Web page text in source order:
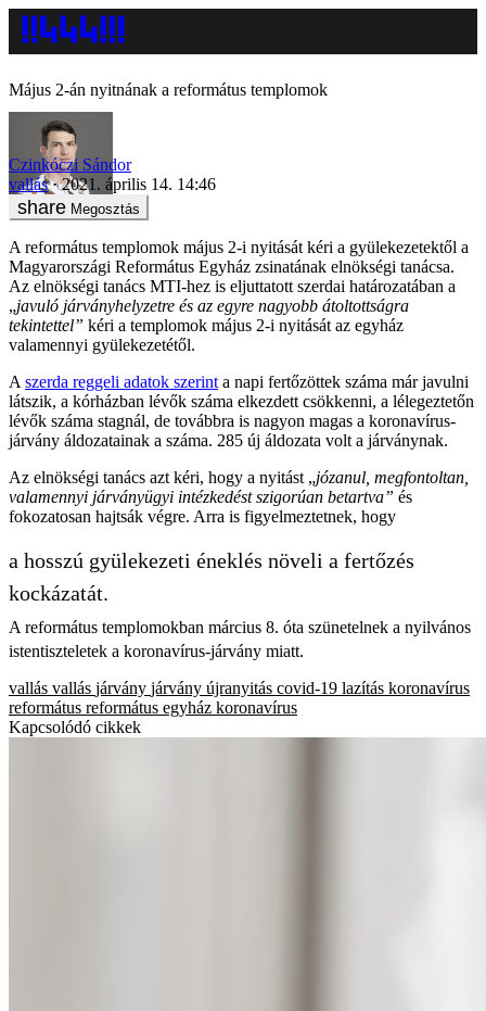
Május 2-án nyitnának a református templomok
Czinkóczi Sándor
vallás
2021. április 14. 14:46
Megosztás
A református templomok május 2-i nyitását kéri a gyülekezetektől a
Magyarországi Református Egyház zsinatának elnökségi tanácsa.
Az elnökségi tanács MTI-hez is eljuttatott szerdai határozatában a
„javuló járványhelyzetre és az egyre nagyobb átoltottságra
tekintettel” kéri a templomok május 2-i nyitását az egyház
valamennyi gyülekezetétől.
A szerda reggeli adatok szerint a napi fertőzöttek száma már javulni
látszik, a kórházban lévők száma elkezdett csökkenni, a lélegeztetőn
lévők száma stagnál, de továbbra is nagyon magas a koronavírus-
járvány áldozatainak a száma. 285 új áldozata volt a járványnak.
Az elnökségi tanács azt kéri, hogy a nyitást „józanul, megfontoltan,
valamennyi járványügyi intézkedést szigorúan betartva” és
fokozatosan hajtsák végre. Arra is figyelmeztetnek, hogy
a hosszú gyülekezeti éneklés növeli a fertőzés
kockázatát.
A református templomokban március 8. óta szünetelnek a nyilvános
istentiszteletek a koronavírus-járvány miatt.
vallás vallás járvány járvány újranyitás covid-19 lazítás koronavírus
református református egyház koronavírus
Kapcsolódó cikkek